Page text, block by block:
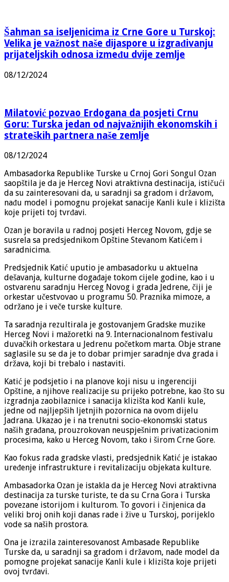
Šahman sa iseljenicima iz Crne Gore u Turskoj:
Velika je važnost naše dijaspore u izgrađivanju
prijateljskih odnosa između dvije zemlje
08/12/2024
Milatović pozvao Erdogana da posjeti Crnu
Goru: Turska jedan od najvažnijih ekonomskih i
strateških partnera naše zemlje
08/12/2024
Ambasadorka Republike Turske u Crnoj Gori Songul Ozan
saopštila je da je Herceg Novi atraktivna destinacija, ističući
da su zainteresovani da, u saradnji sa gradom i državom,
nađu model i pomognu projekat sanacije Kanli kule i klizišta
koje prijeti toj tvrđavi.
Ozan je boravila u radnoj posjeti Herceg Novom, gdje se
susrela sa predsjednikom Opštine Stevanom Katićem i
saradnicima.
Predsjednik Katić uputio je ambasadorku u aktuelna
dešavanja, kulturne događaje tokom cijele godine, kao i u
ostvarenu saradnju Herceg Novog i grada Jedrene, čiji je
orkestar učestvovao u programu 50. Praznika mimoze, a
održano je i veče turske kulture.
Ta saradnja rezultirala je gostovanjem Gradske muzike
Herceg Novi i mažoretki na 9. Internacionalnom festivalu
duvačkih orkestara u Jedrenu početkom marta. Obje strane
saglasile su se da je to dobar primjer saradnje dva grada i
država, koji bi trebalo i nastaviti.
Katić je podsjetio i na planove koji nisu u ingerenciji
Opštine, a njihove realizacije su prijeko potrebne, kao što su
izgradnja zaobilaznice i sanacija klizišta kod Kanli kule,
jedne od najljepših ljetnjih pozornica na ovom dijelu
Jadrana. Ukazao je i na trenutni socio-ekonomski status
naših građana, prouzrokovan neuspješnim privatizacionim
procesima, kako u Herceg Novom, tako i širom Crne Gore.
Kao fokus rada gradske vlasti, predsjednik Katić je istakao
uređenje infrastrukture i revitalizaciju objekata kulture.
Ambasadorka Ozan je istakla da je Herceg Novi atraktivna
destinacija za turske turiste, te da su Crna Gora i Turska
povezane istorijom i kulturom. To govori i činjenica da
veliki broj onih koji danas rade i žive u Turskoj, porijeklo
vode sa naših prostora.
Ona je izrazila zainteresovanost Ambasade Republike
Turske da, u saradnji sa gradom i državom, nađe model da
pomogne projekat sanacije Kanli kule i klizišta koje prijeti
ovoj tvrđavi.